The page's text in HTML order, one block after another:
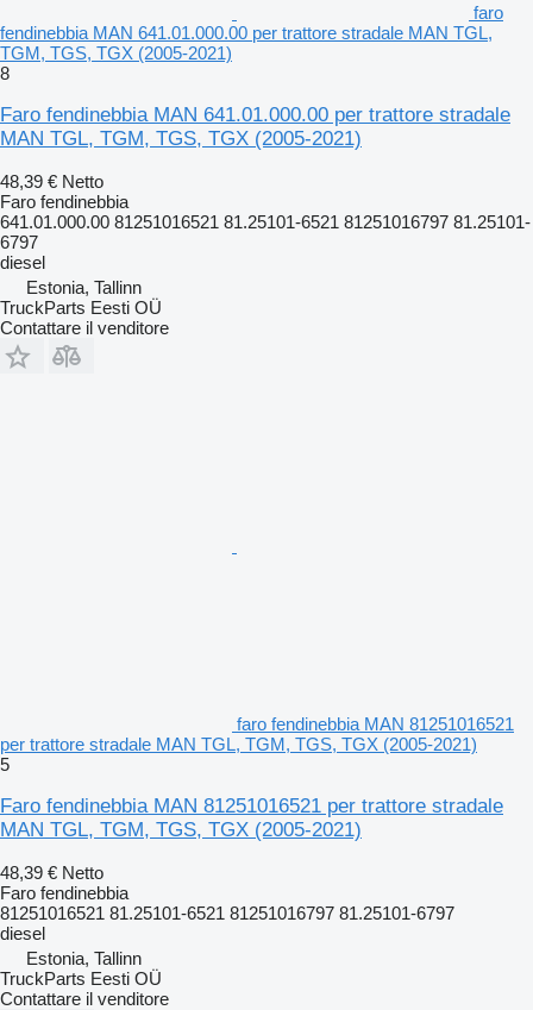
faro
fendinebbia MAN 641.01.000.00 per trattore stradale MAN TGL,
TGM, TGS, TGX (2005-2021)
8
Faro fendinebbia MAN 641.01.000.00 per trattore stradale
MAN TGL, TGM, TGS, TGX (2005-2021)
48,39 € Netto
Faro fendinebbia
641.01.000.00 81251016521 81.25101-6521 81251016797 81.25101-
6797
diesel
Estonia, Tallinn
TruckParts Eesti OÜ
Contattare il venditore
faro fendinebbia MAN 81251016521
per trattore stradale MAN TGL, TGM, TGS, TGX (2005-2021)
5
Faro fendinebbia MAN 81251016521 per trattore stradale
MAN TGL, TGM, TGS, TGX (2005-2021)
48,39 € Netto
Faro fendinebbia
81251016521 81.25101-6521 81251016797 81.25101-6797
diesel
Estonia, Tallinn
TruckParts Eesti OÜ
Contattare il venditore